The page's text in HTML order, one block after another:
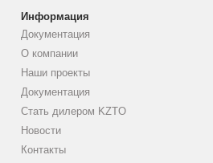
Информация
Документация
О компании
Наши проекты
Документация
Стать дилером KZTO
Новости
Контакты